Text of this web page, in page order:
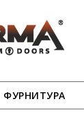
ФУРНИТУРА